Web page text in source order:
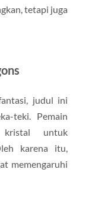
tetapi juga
judul ini
teki. Pemain
kristal untuk
karena itu,
memengaruhi